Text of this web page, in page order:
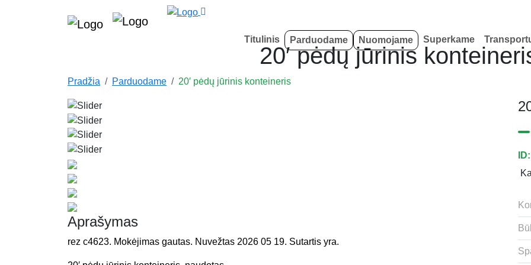
Titulinis Parduodame Nuomojame Superkame
20′ pėdų jūrinis
Pradžia Parduodame 20′ pėdų jūrinis konteineris
Aprašymas
rez c4623. Mokėjimas gautas. Nuvežtas 2026 05 19. Sutartis yra.